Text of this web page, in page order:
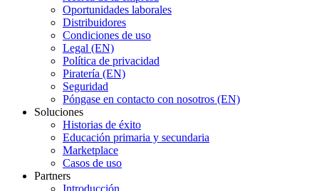
Oportunidades laborales
Distribuidores
Condiciones de uso
Legal (EN)
Política de privacidad
Piratería (EN)
Seguridad
Póngase en contacto con nosotros (EN)
Soluciones
Historias de éxito
Educación primaria y secundaria
Marketplace
Casos de uso
Partners